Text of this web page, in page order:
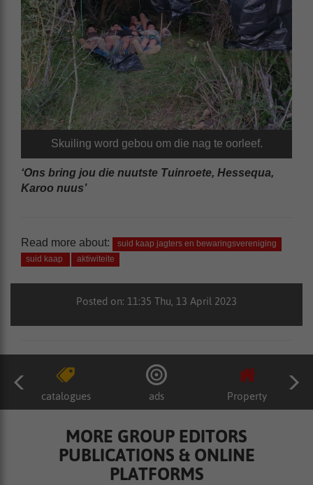
Skuiling word gebou om die nag te oorleef.
‘Ons bring jou die nuutste Tuinroete, Hessequa,
Karoo nuus’
Read more about:
suid kaap jagters en bewaringsvereniging
suid kaap
aktiwiteite
Posted on: 11:35 Thu, 13 April 2023
catalogues ads Property
MORE GROUP EDITORS
PUBLICATIONS & ONLINE
PLATFORMS